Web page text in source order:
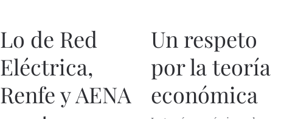
Lo de Red
Eléctrica,
Renfe y AENA
Un respeto
por la teoría
económica